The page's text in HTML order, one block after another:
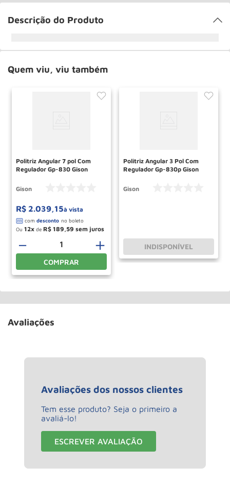
Descrição do Produto
Quem viu, viu também
Politriz Angular 7 pol Com
Regulador Gp-830 Gison
Gison
R$ 2.039,15à vista
Ou 12 de R$ 189,59
＋
－
COMPRAR
Politriz Angular 3 Pol Com
Regulador Gp-830p Gison
Gison
INDISPONÍVEL
Avaliações
Avaliações dos nossos clientes
Tem esse produto? Seja o primeiro a
avaliá-lo!
ESCREVER AVALIAÇÃO